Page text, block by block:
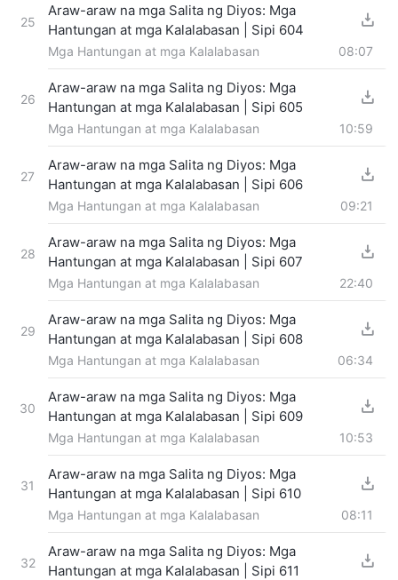
25
Araw-araw na mga Salita ng Diyos: Mga
Hantungan at mga Kalalabasan | Sipi 604
Mga Hantungan at mga Kalalabasan 08:07
26
Araw-araw na mga Salita ng Diyos: Mga
Hantungan at mga Kalalabasan | Sipi 605
Mga Hantungan at mga Kalalabasan 10:59
27
Araw-araw na mga Salita ng Diyos: Mga
Hantungan at mga Kalalabasan | Sipi 606
Mga Hantungan at mga Kalalabasan 09:21
28
Araw-araw na mga Salita ng Diyos: Mga
Hantungan at mga Kalalabasan | Sipi 607
Mga Hantungan at mga Kalalabasan 22:40
29
Araw-araw na mga Salita ng Diyos: Mga
Hantungan at mga Kalalabasan | Sipi 608
Mga Hantungan at mga Kalalabasan 06:34
30
Araw-araw na mga Salita ng Diyos: Mga
Hantungan at mga Kalalabasan | Sipi 609
Mga Hantungan at mga Kalalabasan 10:53
31
Araw-araw na mga Salita ng Diyos: Mga
Hantungan at mga Kalalabasan | Sipi 610
Mga Hantungan at mga Kalalabasan 08:11
32
Araw-araw na mga Salita ng Diyos: Mga
Hantungan at mga Kalalabasan | Sipi 611